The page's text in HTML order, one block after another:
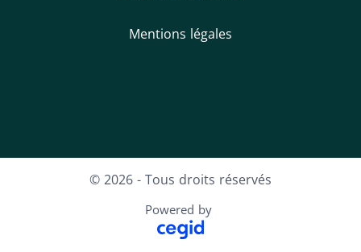
Mentions légales
© 2026 - Tous droits réservés
Powered by